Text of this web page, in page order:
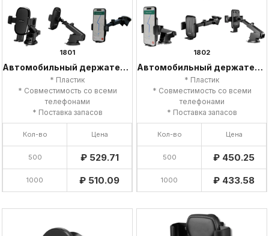
1801
Автомобильный держатель для телефона
* Пластик
* Совместимость со всеми
телефонами
* Поставка запасов
Кол-во Цена
500 ₽ 529.71
1000 ₽ 510.09
1802
Автомобильный держатель для телефона
* Пластик
* Совместимость со всеми
телефонами
* Поставка запасов
Кол-во Цена
500 ₽ 450.25
1000 ₽ 433.58